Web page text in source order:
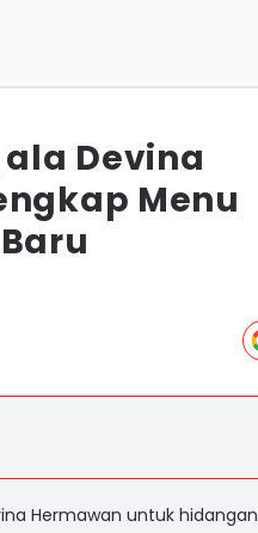
ala Devina
Menu
Hermawan untuk